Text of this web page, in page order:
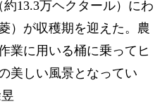
13.3万ヘクタール）にわ
）が収穫期を迎えた。農
業に用いる桶に乗ってヒ
美しい風景となってい